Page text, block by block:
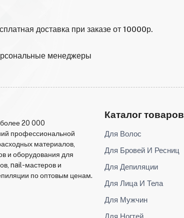
доставка при заказе от 10000р.
менеджеры
20 000
профессиональной
материалов,
и оборудования для
nail-мастеров и
по оптовым ценам.
Каталог товаров
Для Волос
Для Бровей И Ресниц
Для Депиляции
Для Лица И Тела
Для Мужчин
Для Ногтей